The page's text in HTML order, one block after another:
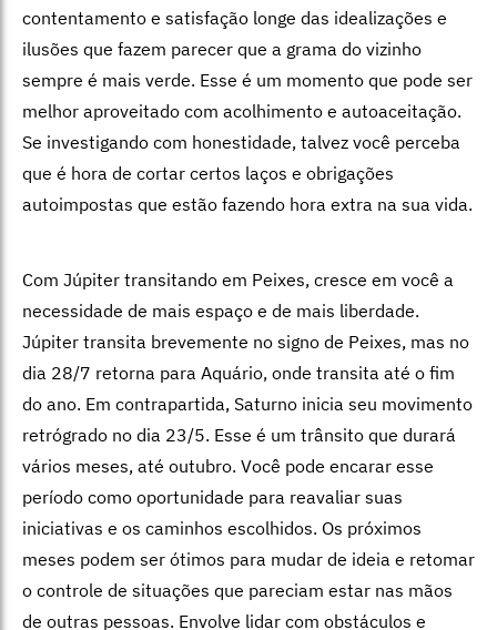
contentamento e satisfação longe das idealizações e
ilusões que fazem parecer que a grama do vizinho
sempre é mais verde. Esse é um momento que pode ser
melhor aproveitado com acolhimento e autoaceitação.
Se investigando com honestidade, talvez você perceba
que é hora de cortar certos laços e obrigações
autoimpostas que estão fazendo hora extra na sua vida.
Com Júpiter transitando em Peixes, cresce em você a
necessidade de mais espaço e de mais liberdade.
Júpiter transita brevemente no signo de Peixes, mas no
dia 28/7 retorna para Aquário, onde transita até o fim
do ano. Em contrapartida, Saturno inicia seu movimento
retrógrado no dia 23/5. Esse é um trânsito que durará
vários meses, até outubro. Você pode encarar esse
período como oportunidade para reavaliar suas
iniciativas e os caminhos escolhidos. Os próximos
meses podem ser ótimos para mudar de ideia e retomar
o controle de situações que pareciam estar nas mãos
de outras pessoas. Envolve lidar com obstáculos e